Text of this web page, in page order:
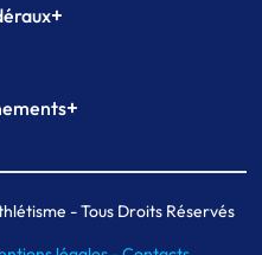
+
+
indoor
de Paris- Tous Droits Réservés